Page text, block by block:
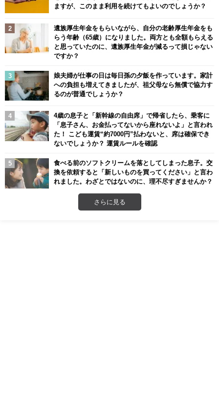
ますが、このまま利用を続けてもよいのでしょうか？
遺族厚生年金をもらいながら、自分の老齢厚生年金をも
らう年齢（65歳）になりました。両方とも全額もらえる
と思っていたのに、遺族厚生年金が減るって損じゃない
ですか？
娘夫婦が仕事の日は毎日孫の夕飯を作っています。家計
への負担も増えてきましたが、祖父母なら無償で協力す
るのが普通でしょうか？
4歳の息子と「新幹線の自由席」で帰省したら、乗客に
「息子さん、お金払ってないから座れないよ」と言われ
た！ こども運賃“約7000円”払わないと、席は確保でき
ないでしょうか？ 運賃ルールを確認
食べる前のソフトクリームを落としてしまった息子。交
換を依頼すると「新しいものを買ってください」と言わ
れました。わざとではないのに、理不尽すぎませんか？
さらに見る